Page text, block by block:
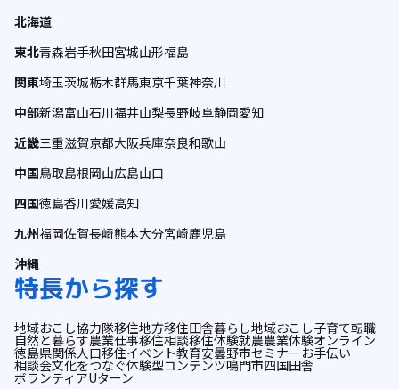
北海道
東北青森岩手秋田宮城山形福島
関東埼玉茨城栃木群馬東京千葉神奈川
中部新潟富山石川福井山梨長野岐阜静岡愛知
近畿三重滋賀京都大阪兵庫奈良和歌山
中国鳥取島根岡山広島山口
四国徳島香川愛媛高知
九州福岡佐賀長崎熊本大分宮崎鹿児島
沖縄
特長から探す
地域おこし協力隊移住地方移住田舎暮らし地域おこし子育て転職
自然と暮らす農業仕事移住相談移住体験就農農業体験オンライン
徳島県関係人口移住イベント教育安曇野市セミナーお手伝い
相談会文化をつなぐ体験型コンテンツ鳴門市四国田舎
ボランティアUターン